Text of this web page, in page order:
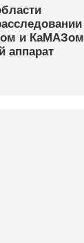
и КаМАЗом
аппарат